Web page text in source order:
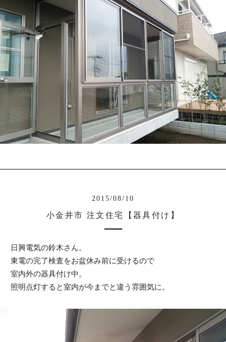
2015/08/10
小金井市 注文住宅【器具付け】
日興電気の鈴木さん。
東電の完了検査をお盆休み前に受けるので
室内外の器具付け中。
照明点灯すると室内が今までと違う雰囲気に。